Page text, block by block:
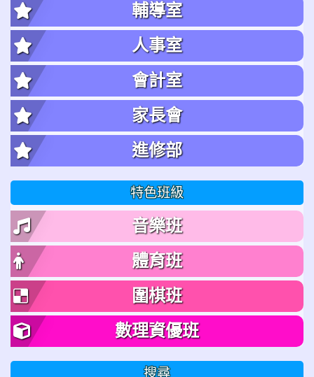
輔導室
人事室
會計室
家長會
進修部
特色班級
音樂班
體育班
圍棋班
數理資優班
搜尋